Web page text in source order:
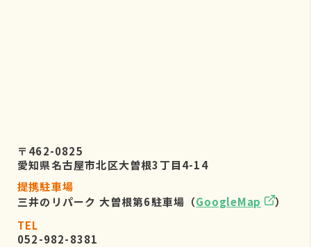
〒462-0825
愛知県名古屋市北区大曽根3丁目4-14
提携駐車場
三井のリパーク 大曽根第6駐車場（GoogleMap
）
TEL
052-982-8381